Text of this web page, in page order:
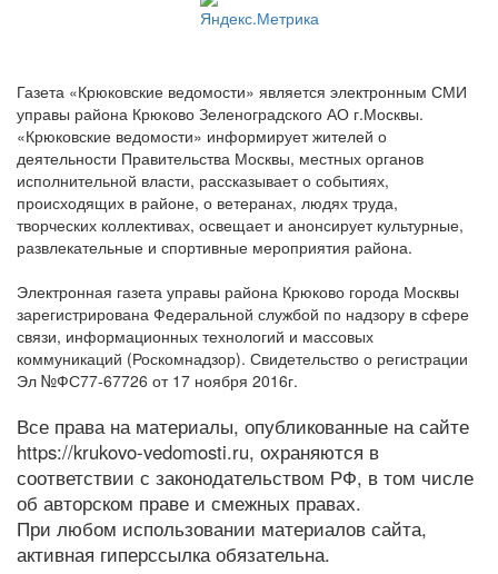
Газета «Крюковские ведомости» является электронным СМИ
управы района Крюково Зеленоградского АО г.Москвы.
«Крюковские ведомости» информирует жителей о
деятельности Правительства Москвы, местных органов
исполнительной власти, рассказывает о событиях,
происходящих в районе, о ветеранах, людях труда,
творческих коллективах, освещает и анонсирует культурные,
развлекательные и спортивные мероприятия района.
Электронная газета управы района Крюково города Москвы
зарегистрирована Федеральной службой по надзору в сфере
связи, информационных технологий и массовых
коммуникаций (Роскомнадзор). Свидетельство о регистрации
Эл №ФС77-67726 от 17 ноября 2016г.
Все права на материалы, опубликованные на сайте
https://krukovo-vedomosti.ru, охраняются в
соответствии с законодательством РФ, в том числе
об авторском праве и смежных правах.
При любом использовании материалов сайта,
активная гиперссылка обязательна.